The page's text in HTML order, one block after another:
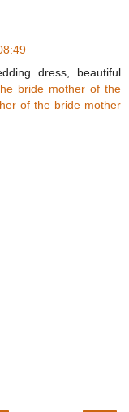
dress, beautiful
bride mother of the
of the bride mother